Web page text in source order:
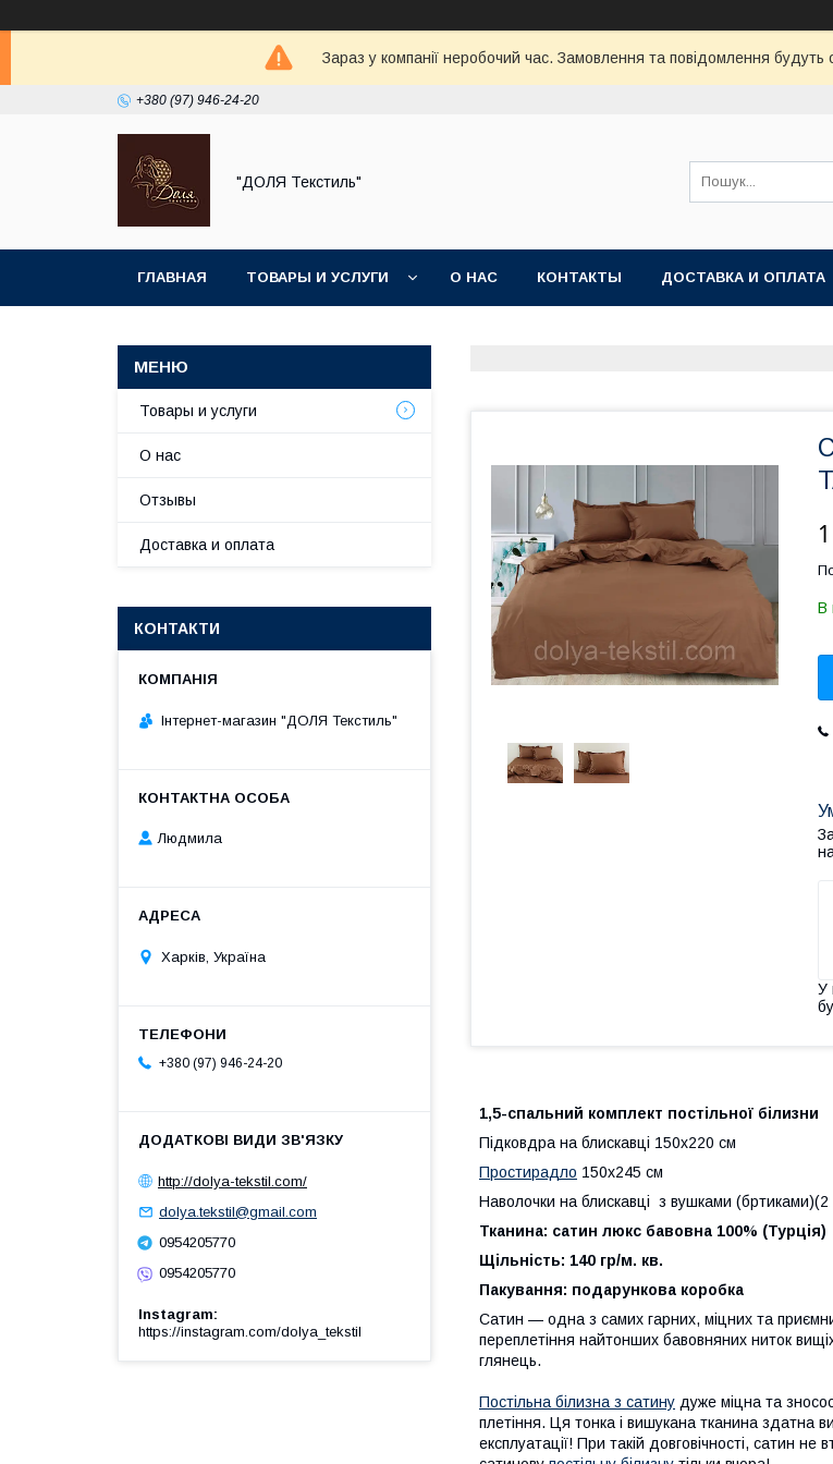
Зараз у компанії неробочий час. Замовлення та повідомлення
+380 (97) 946-24-20
"ДОЛЯ Текстиль"
ГЛАВНАЯ ТОВАРЫ И УСЛУГИ О НАС КОНТАКТЫ ДОСТАВКА И ОПЛАТА
В
У
1,5-спальний комплект постільної білизни
Підковдра на блискавці 150x220 см
Простирадло 150x245 см
Наволочки на блискавці з вушками
Тканина: сатин люкс бавовна 100% (Турція)
Щільність: 140 гр/м. кв.
Пакування: подарункова коробка
Сатин — одна з самих гарних, міцних та
переплетіння найтонших бавовняних ниток
глянець.
Постільна білизна з сатину дуже міцна та
плетіння. Ця тонка і вишукана тканина здатна
експлуатації! При такій довговічності, сатин не
Товары и услуги
О нас
Отзывы
Доставка и оплата
КОНТАКТИ
Інтернет-магазин "ДОЛЯ Текстиль"
Людмила
Харків, Україна
+380 (97) 946-24-20
http://dolya-tekstil.com/
dolya.tekstil@gmail.com
0954205770
0954205770
Instagram
https://instagram.com/dolya_tekstil